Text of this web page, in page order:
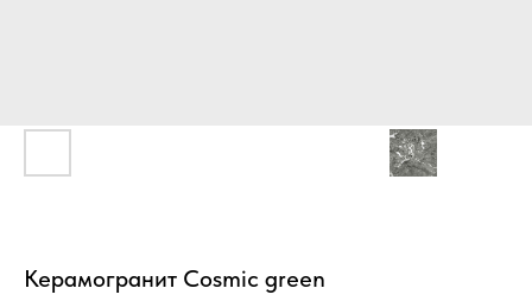
Керамогранит Cosmic green